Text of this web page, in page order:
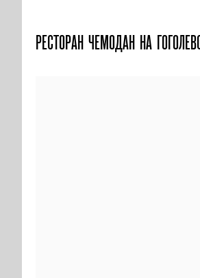
РЕСТОРАН ЧЕМОДАН НА